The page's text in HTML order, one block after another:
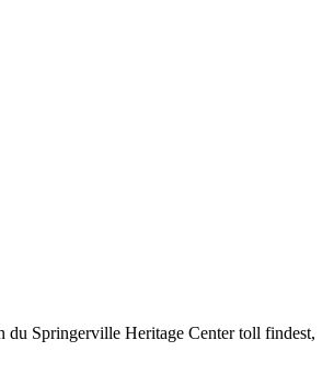
du Springerville Heritage Center toll findest,